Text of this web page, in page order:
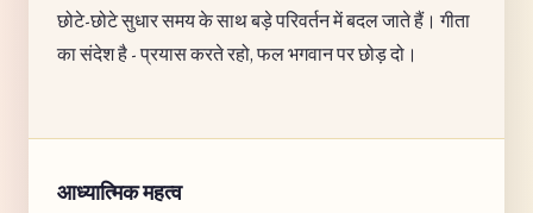
छोटे-छोटे सुधार समय के साथ बड़े परिवर्तन में बदल जाते हैं। गीता
का संदेश है - प्रयास करते रहो, फल भगवान पर छोड़ दो।
आध्यात्मिक महत्व